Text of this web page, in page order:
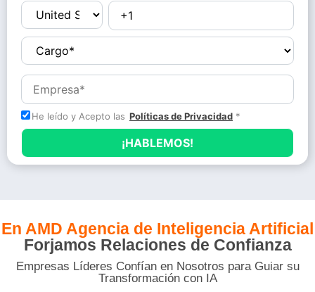
He leído y Acepto las Políticas de Privacidad *
En AMD Agencia de Inteligencia Artificial
Forjamos Relaciones de Confianza
Empresas Líderes Confían en Nosotros para Guiar su
Transformación con IA